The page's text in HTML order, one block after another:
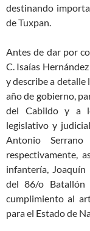
destinando
de Tuxpan.
Antes de dar por
C. Isaías
y describe a detalle
año de gobierno,
del Cabildo y a
legislativo y
Antonio
respectivamente,
infantería, Joaquín
del 86/o Batallón
cumplimiento al
para el Estado de